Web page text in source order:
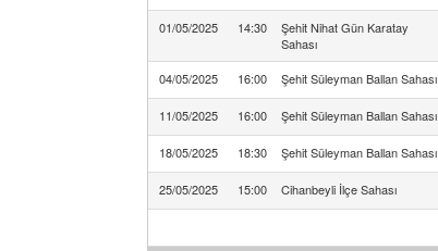
01/05/2025 14:30
Şehit Nihat Gün Karatay
Sahası
04/05/2025 16:00 Şehit Süleyman Ballan Sahası
11/05/2025 16:00 Şehit Süleyman Ballan Sahası
18/05/2025 18:30 Şehit Süleyman Ballan Sahası
25/05/2025 15:00 Cihanbeyli İlçe Sahası